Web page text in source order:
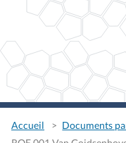
Accueil
Documents